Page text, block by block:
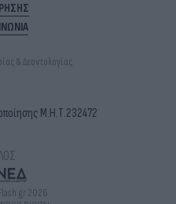
& Δεοντολογίας
Μ.Η.Τ.232472
2026